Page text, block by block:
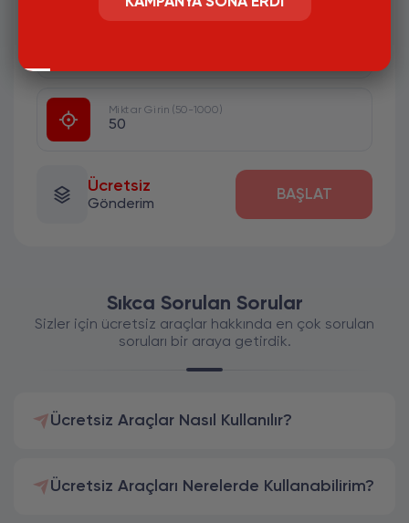
Miktar Girin (50-1000)
Ücretsiz
Gönderim
BAŞLAT
Sıkca Sorulan Sorular
Sizler için ücretsiz araçlar hakkında en çok sorulan
soruları bir araya getirdik.
Ücretsiz Araçlar Nasıl Kullanılır?
Ücretsiz Araçları Nerelerde Kullanabilirim?